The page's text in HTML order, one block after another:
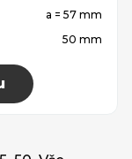
a = 57 mm
50 mm